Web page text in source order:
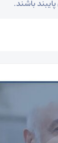
باشند.